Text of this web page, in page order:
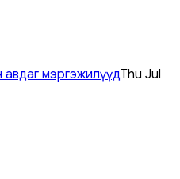
мэргэжилүүдThu Jul